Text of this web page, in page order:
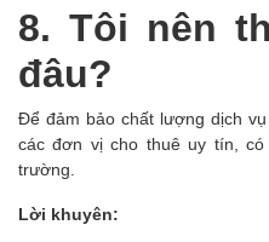
8. Tôi nên
đâu?
Để đảm bảo chất lượng dịch
các đơn vị cho thuê uy tín,
trường.
Lời khuyên: